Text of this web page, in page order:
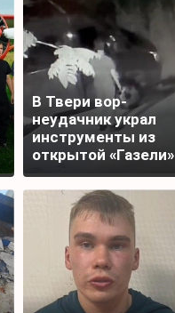
В Твери вор-
неудачник украл
инструменты из
открытой «Газели»
и лишился добычи